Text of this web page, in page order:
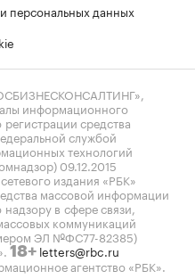
персональных данных
информационного
регистрации средства
службой
технологий
09.12.2015
издания «РБК»
массовой информации
в сфере связи,
коммуникаций
ЭЛ №ФС77-82385)
18+ letters@rbc.ru
агентство «РБК».